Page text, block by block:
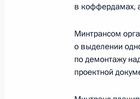
физическая
1 декабря 2023
в коффердамах,
Минтрансом
о выделении
по демонтажу
проектной